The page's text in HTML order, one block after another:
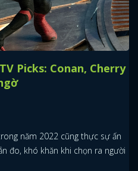
Picks: Conan, Cherry
năm 2022 cũng thực sự ấn
đo, khó khăn khi chọn ra người